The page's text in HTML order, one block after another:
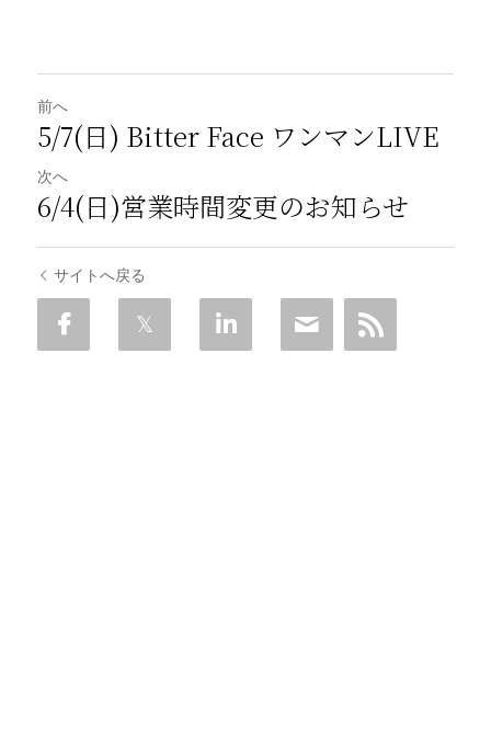
前へ
5/7(日) Bitter Face ワンマンLIVE
次へ
6/4(日)営業時間変更のお知らせ
サイトへ戻る